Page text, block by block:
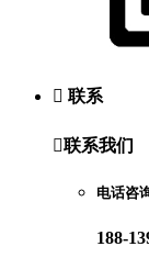
 联系
联系我们
电话咨
188-